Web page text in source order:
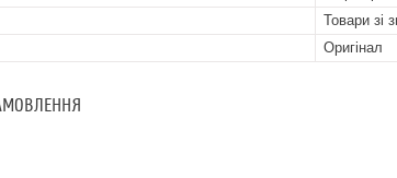
Товари зі
Оригінал